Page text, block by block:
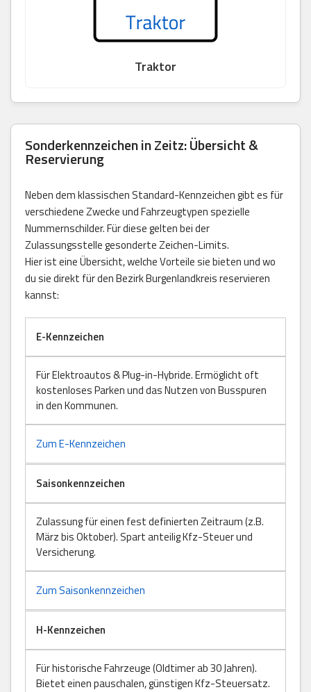
Traktor
Sonderkennzeichen in Zeitz: Übersicht &
Reservierung
Neben dem klassischen Standard-Kennzeichen gibt es für
verschiedene Zwecke und Fahrzeugtypen spezielle
Nummernschilder. Für diese gelten bei der
Zulassungsstelle gesonderte Zeichen-Limits.
Hier ist eine Übersicht, welche Vorteile sie bieten und wo
du sie direkt für den Bezirk Burgenlandkreis reservieren
kannst:
E-Kennzeichen
Für Elektroautos & Plug-in-Hybride. Ermöglicht oft
kostenloses Parken und das Nutzen von Busspuren
in den Kommunen.
Zum E-Kennzeichen
Saisonkennzeichen
Zulassung für einen fest definierten Zeitraum (z.B.
März bis Oktober). Spart anteilig Kfz-Steuer und
Versicherung.
Zum Saisonkennzeichen
H-Kennzeichen
Für historische Fahrzeuge (Oldtimer ab 30 Jahren).
Bietet einen pauschalen, günstigen Kfz-Steuersatz.